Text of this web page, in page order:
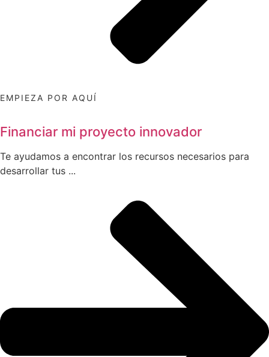
EMPIEZA POR AQUÍ
Financiar mi proyecto innovador
Te ayudamos a encontrar los recursos necesarios para
desarrollar tus ...